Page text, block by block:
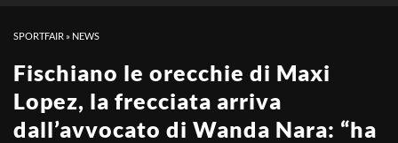
SPORTFAIR » NEWS
Fischiano le orecchie di Maxi
Lopez, la frecciata arriva
dall’avvocato di Wanda Nara: “ha